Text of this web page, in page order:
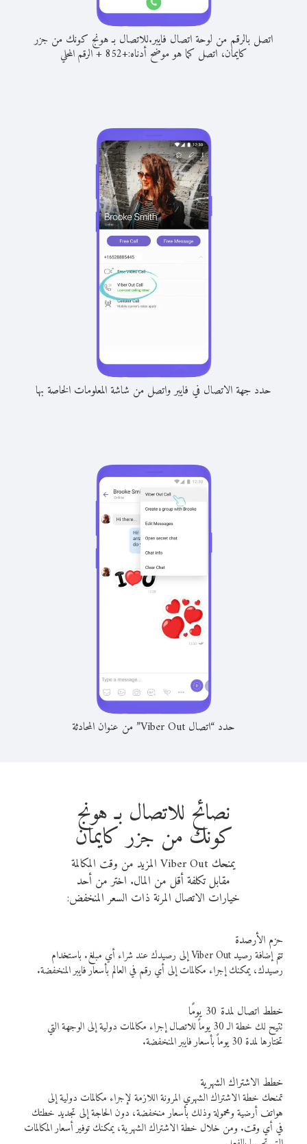
اتصل بالرقم من لوحة اتصال فايبر.للاتصال بـ هونج كونك من جزر
كايمان، اتصل كما هو موضح أدناه:+
852
+الرقم المحلي
حدد جهة الاتصال في فايبر واتصل من شاشة المعلومات الخاصة بها
حدد “اتصال Viber Out” من عنوان المحادثة
نصائح للاتصال بـ هونج
كونك من جزر كايمان
يمنحك Viber Out المزيد من وقت المكالمة
مقابل تكلفة أقل من المال. اختر من أحد
خيارات الاتصال المرنة ذات السعر المنخفض:
حزم الأرصدة
تتم إضافة رصيد Viber Out إلى رصيدك عند شراء أي مبلغ. باستخدام
رصيدك، يمكنك إجراء مكالمات إلى أي رقم في العالم بأسعار فايبر المنخفضة.
خطط اتصال لمدة 30 يومًا
تتيح لك خطة الـ 30 يوماً للاتصال إجراء مكالمات دولية إلى الوجهة التي
تختارها لمدة 30 يوماً بأسعار فايبر المنخفضة.
خطط الاشتراك الشهرية
تمنحك خطة الاشتراك الشهري المرونة اللازمة لإجراء مكالمات دولية إلى
هواتف أرضية ومحمولة وذلك بأسعار منخفضة، دون الحاجة إلى تجديد خطتك
في أي وقت. ومن خلال خطة الاشتراك الشهرية، يمكنك توفير أسعار المكالمات